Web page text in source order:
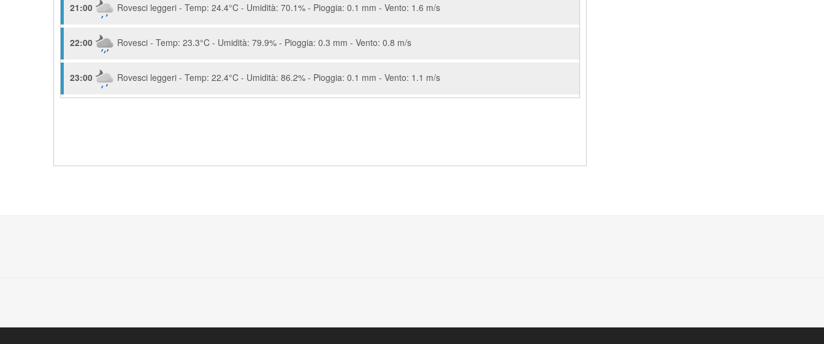
21:00 Rovesci leggeri - Temp: 24.4°C - Umidità: 70.1% - Pioggia: 0.1 mm - Vento: 1.6 m/s
22:00 Rovesci - Temp: 23.3°C - Umidità: 79.9% - Pioggia: 0.3 mm - Vento: 0.8 m/s
23:00 Rovesci leggeri - Temp: 22.4°C - Umidità: 86.2% - Pioggia: 0.1 mm - Vento: 1.1 m/s